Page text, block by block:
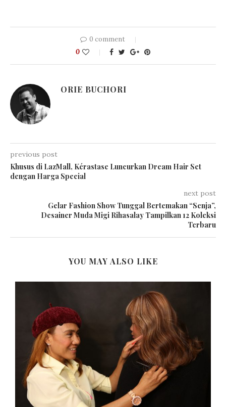
0 comment
0
ORIE BUCHORI
previous post
Khusus di LazMall, Kérastase Luncurkan Dream Hair Set
dengan Harga Special
next post
Gelar Fashion Show Tunggal Bertemakan “Senja”,
Desainer Muda Migi Rihasalay Tampilkan 12 Koleksi
Terbaru
YOU MAY ALSO LIKE